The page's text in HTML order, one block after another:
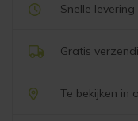
Snelle levering
Gratis
Te bekijken in